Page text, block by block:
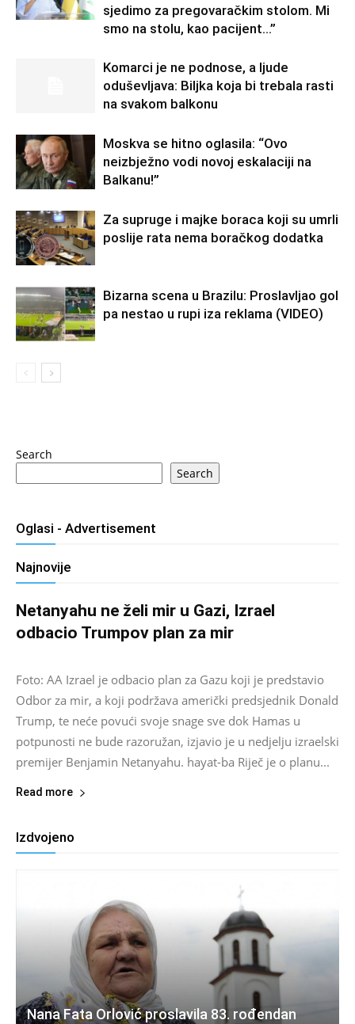
sjedimo za pregovaračkim stolom. Mi
smo na stolu, kao pacijent…”
Komarci je ne podnose, a ljude
oduševljava: Biljka koja bi trebala rasti
na svakom balkonu
Moskva se hitno oglasila: “Ovo
neizbježno vodi novoj eskalaciji na
Balkanu!”
Za supruge i majke boraca koji su umrli
poslije rata nema boračkog dodatka
Bizarna scena u Brazilu: Proslavljao gol
pa nestao u rupi iza reklama (VIDEO)
Search
Search
Oglasi - Advertisement
Najnovije
Netanyahu ne želi mir u Gazi, Izrael
odbacio Trumpov plan za mir
Salim D. - August 9, 2026
Foto: AA Izrael je odbacio plan za Gazu koji je predstavio
Odbor za mir, a koji podržava američki predsjednik Donald
Trump, te neće povući svoje snage sve dok Hamas u
potpunosti ne bude razoružan, izjavio je u nedjelju izraelski
premijer Benjamin Netanyahu. hayat-ba Riječ je o planu...
Read more
Izdvojeno
Nana Fata Orlović proslavila 83. rođendan